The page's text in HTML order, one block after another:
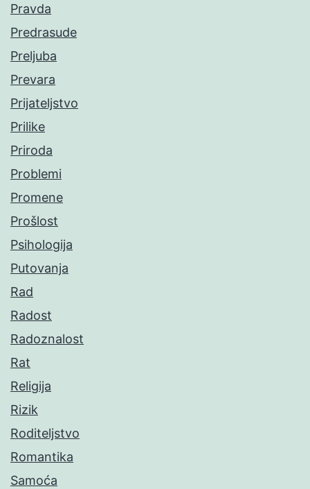
Pravda
Predrasude
Preljuba
Prevara
Prijateljstvo
Prilike
Priroda
Problemi
Promene
Prošlost
Psihologija
Putovanja
Rad
Radost
Radoznalost
Rat
Religija
Rizik
Roditeljstvo
Romantika
Samoća